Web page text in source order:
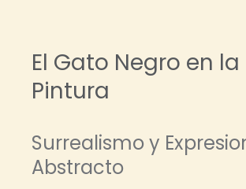
El Gato Negro en la
Pintura
Surrealismo y
Abstracto